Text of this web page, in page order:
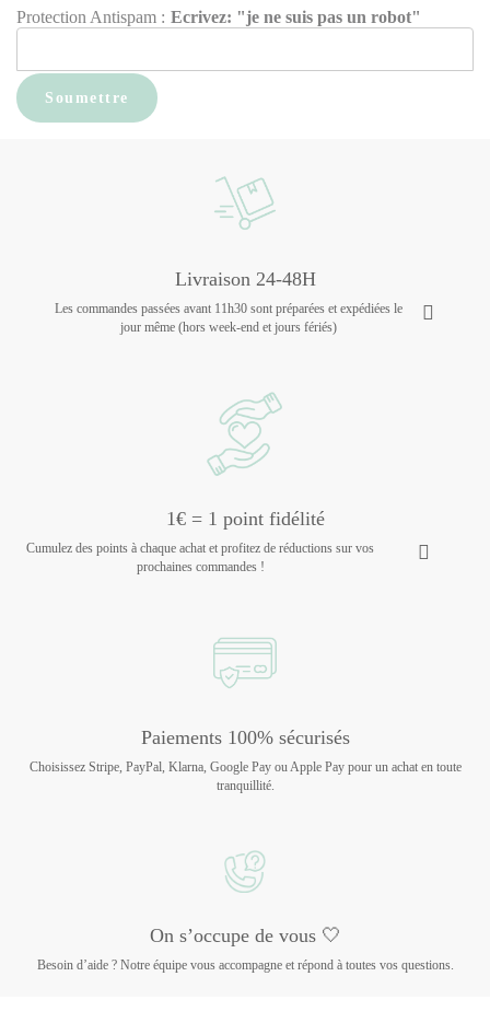
Protection Antispam : Ecrivez: "je ne suis pas un robot"
Livraison 24-48H
Les commandes passées avant 11h30 sont préparées et expédiées le
jour même (hors week-end et jours fériés)
1€ = 1 point fidélité
Cumulez des points à chaque achat et profitez de réductions sur vos
prochaines commandes !
Paiements 100% sécurisés
Choisissez Stripe, PayPal, Klarna, Google Pay ou Apple Pay pour un achat en toute
tranquillité.
On s’occupe de vous 🤍
Besoin d’aide ? Notre équipe vous accompagne et répond à toutes vos questions.